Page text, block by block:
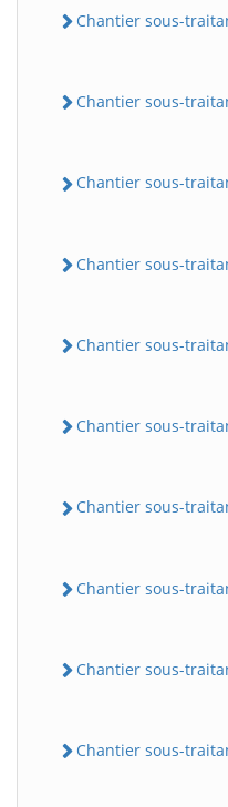
Chantier sous-
Chantier sous-
Chantier sous-
Chantier sous-
Chantier sous-
Chantier sous-
Chantier sous-
Chantier sous-
Chantier sous-
Chantier sous-